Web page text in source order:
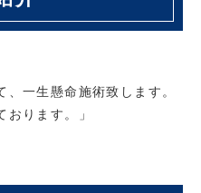
、一生懸命施術致します。
おります。」